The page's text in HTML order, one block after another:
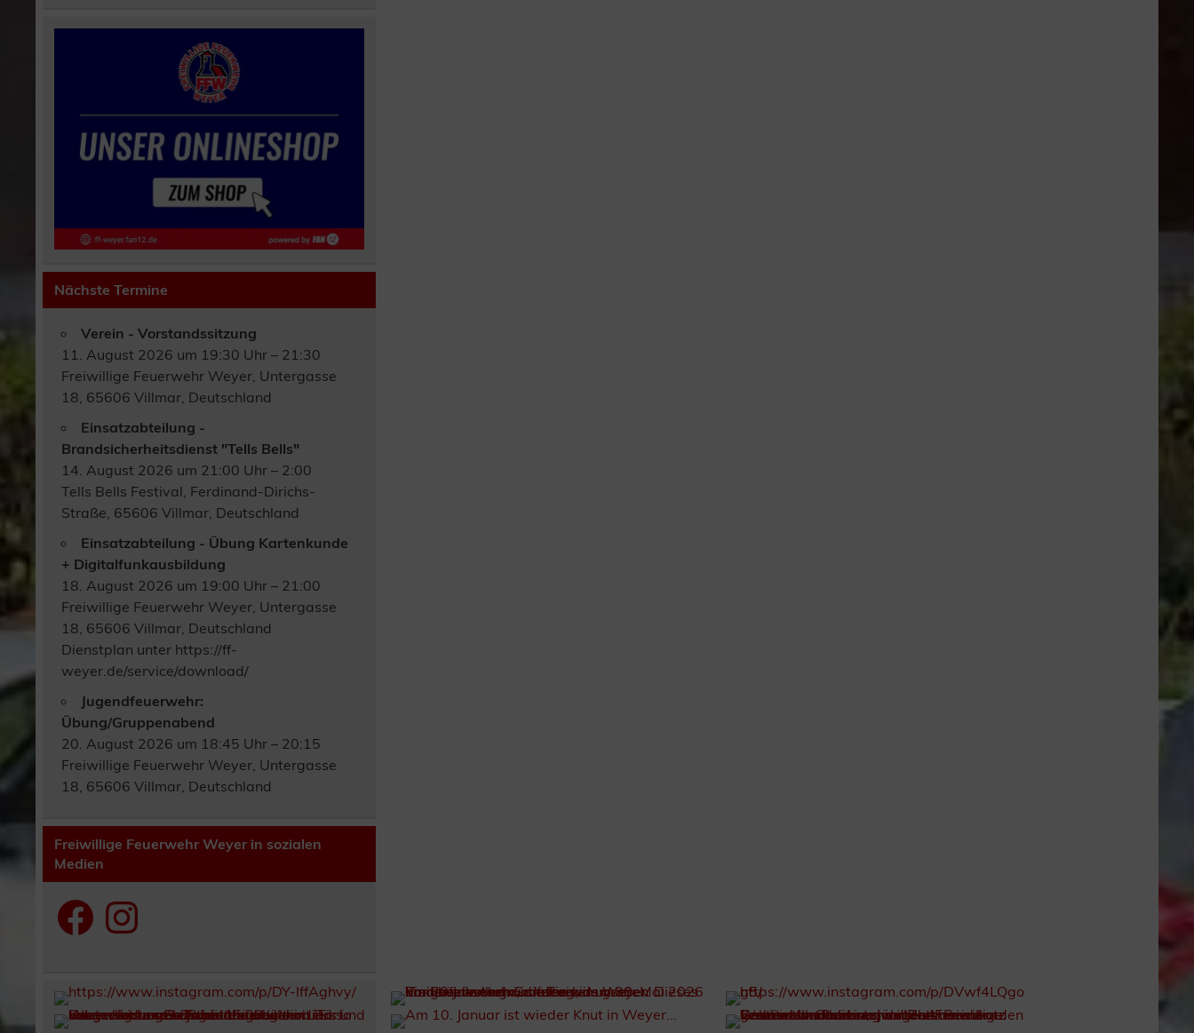
Nächste Termine
Verein - Vorstandssitzung
11. August 2026 um 19:30 Uhr – 21:30
Freiwillige Feuerwehr Weyer, Untergasse
18, 65606 Villmar, Deutschland
Einsatzabteilung -
Brandsicherheitsdienst "Tells Bells"
14. August 2026 um 21:00 Uhr – 2:00
Tells Bells Festival, Ferdinand-Dirichs-
Straße, 65606 Villmar, Deutschland
Einsatzabteilung - Übung Kartenkunde
+ Digitalfunkausbildung
18. August 2026 um 19:00 Uhr – 21:00
Freiwillige Feuerwehr Weyer, Untergasse
18, 65606 Villmar, Deutschland
Dienstplan unter https://ff-
weyer.de/service/download/
Jugendfeuerwehr:
Übung/Gruppenabend
20. August 2026 um 18:45 Uhr – 20:15
Freiwillige Feuerwehr Weyer, Untergasse
18, 65606 Villmar, Deutschland
Freiwillige Feuerwehr Weyer in sozialen
Medien
FacebookInstagram